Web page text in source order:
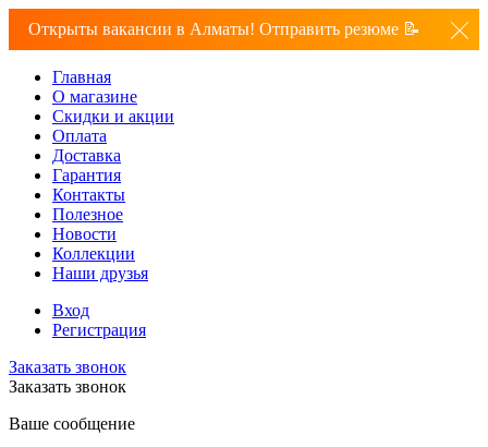
Открыты вакансии в Алматы! Отправить резюме 📝
Главная
О магазине
Скидки и акции
Оплата
Доставка
Гарантия
Контакты
Полезное
Новости
Коллекции
Наши друзья
Вход
Регистрация
Заказать звонок
Заказать звонок
Ваше сообщение